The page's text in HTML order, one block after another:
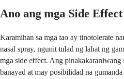
Ano ang mga Side
Karamihan sa mga tao ay tinotolerate
nasal spray, ngunit tulad ng lahat ng
mga side effect. Ang
banayad at may posibilidad na